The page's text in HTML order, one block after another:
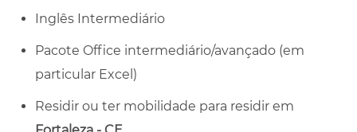
Inglês Intermediário
Pacote Office intermediário/avançado (em
particular Excel)
Residir ou ter mobilidade para residir em